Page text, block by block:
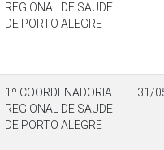
REGIONAL DE SAUDE
DE PORTO ALEGRE
1º COORDENADORIA
REGIONAL DE SAUDE
DE PORTO ALEGRE
31/